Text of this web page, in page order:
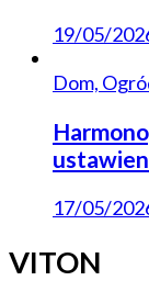
19/05/
Dom,
17/05/
VITON